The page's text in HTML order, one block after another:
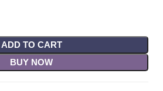
ADD TO CART
BUY NOW